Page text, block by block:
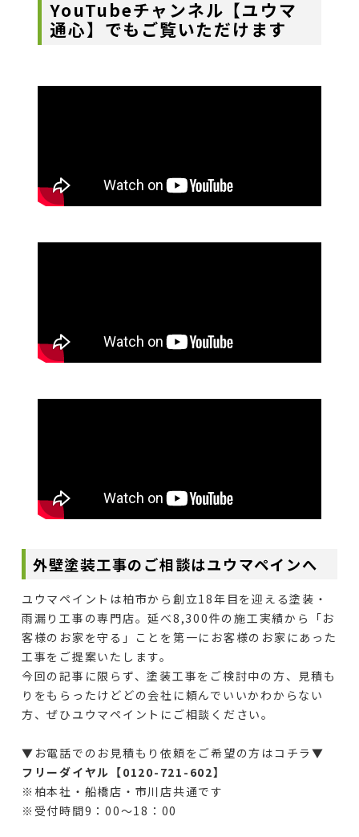
YouTubeチャンネル【ユウマ
通心】でもご覧いただけます
外壁塗装工事のご相談はユウマペインへ
ユウマペイントは柏市から創立18年目を迎える塗装・
雨漏り工事の専門店。延べ8,300件の施工実績から「お
客様のお家を守る」ことを第一にお客様のお家にあった
工事をご提案いたします。
今回の記事に限らず、塗装工事をご検討中の方、見積も
りをもらったけどどの会社に頼んでいいかわからない
方、ぜひユウマペイントにご相談ください。
▼お電話でのお見積もり依頼をご希望の方はコチラ▼
フリーダイヤル【0120-721-602】
※ 柏本社・船橋店・市川店共通です
※受付時間9：00～18：00